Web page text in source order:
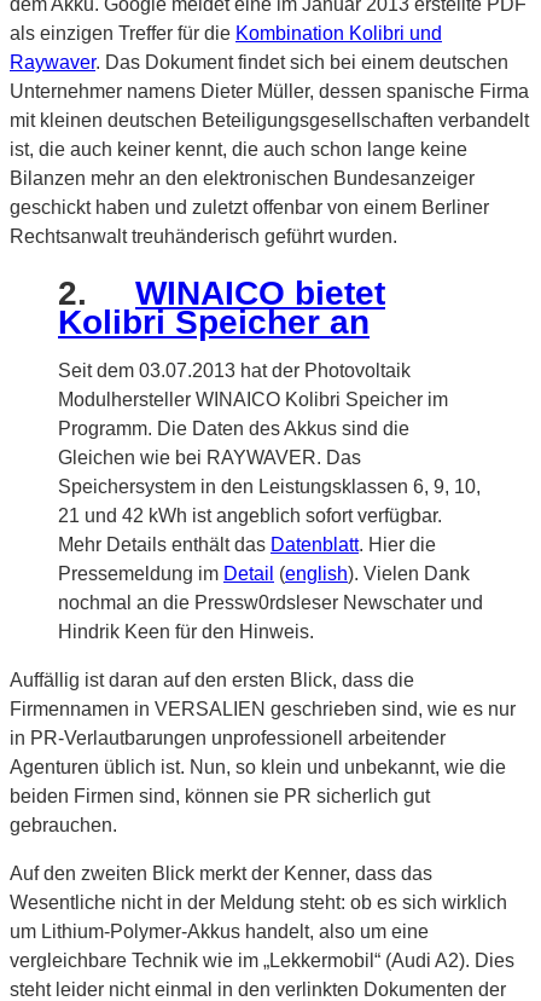
als einzigen Treffer für die Kombination Kolibri und
Raywaver. Das Dokument findet sich bei einem deutschen
Unternehmer namens Dieter Müller, dessen spanische Firma
mit kleinen deutschen Beteiligungsgesellschaften verbandelt
ist, die auch keiner kennt, die auch schon lange keine
Bilanzen mehr an den elektronischen Bundesanzeiger
geschickt haben und zuletzt offenbar von einem Berliner
Rechtsanwalt treuhänderisch geführt wurden.
2. WINAICO bietet
Kolibri Speicher an
Seit dem 03.07.2013 hat der Photovoltaik
Modulhersteller WINAICO Kolibri Speicher im
Programm. Die Daten des Akkus sind die
Gleichen wie bei RAYWAVER. Das
Speichersystem in den Leistungsklassen 6, 9, 10,
21 und 42 kWh ist angeblich sofort verfügbar.
Mehr Details enthält das Datenblatt. Hier die
Pressemeldung im Detail (english). Vielen Dank
nochmal an die Pressw0rdsleser Newschater und
Hindrik Keen für den Hinweis.
Auffällig ist daran auf den ersten Blick, dass die
Firmennamen in VERSALIEN geschrieben sind, wie es nur
in PR-Verlautbarungen unprofessionell arbeitender
Agenturen üblich ist. Nun, so klein und unbekannt, wie die
beiden Firmen sind, können sie PR sicherlich gut
gebrauchen.
Auf den zweiten Blick merkt der Kenner, dass das
Wesentliche nicht in der Meldung steht: ob es sich wirklich
um Lithium-Polymer-Akkus handelt, also um eine
vergleichbare Technik wie im „Lekkermobil“ (Audi A2). Dies
steht leider nicht einmal in den verlinkten Dokumenten der